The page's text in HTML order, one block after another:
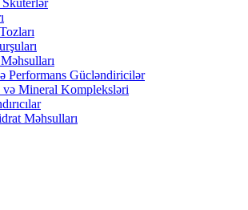
Performans Gücləndiricilər
Mineral Kompleksləri
Məhsulları